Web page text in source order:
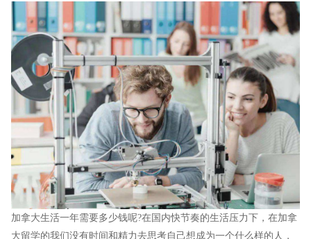
加拿大生活一年需要多少钱呢?在国内快节奏的生活压力下，在加拿
大留学的我们没有时间和精力去思考自己想成为一个什么样的人，